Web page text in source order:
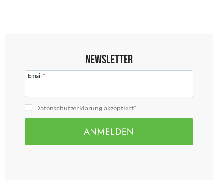
Newsletter
Email *
Datenschutzerklärung akzeptiert*
ANMELDEN